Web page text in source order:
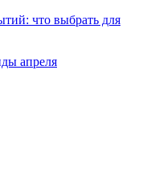
что выбрать для
апреля